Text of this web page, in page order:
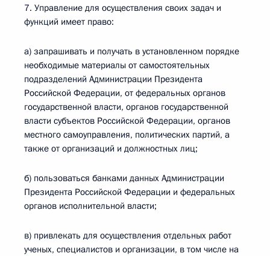
7. Управление для осуществления своих задач и
функций имеет право:
а) запрашивать и получать в установленном порядке
необходимые материалы от самостоятельных
подразделений Администрации Президента
Российской Федерации, от федеральных органов
государственной власти, органов государственной
власти субъектов Российской Федерации, органов
местного самоуправления, политических партий, а
также от организаций и должностных лиц;
б) пользоваться банками данных Администрации
Президента Российской Федерации и федеральных
органов исполнительной власти;
в) привлекать для осуществления отдельных работ
ученых, специалистов и организации, в том числе на